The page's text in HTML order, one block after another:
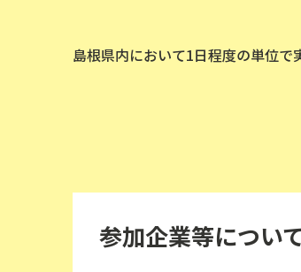
島根県内において1日程度の単位で
参加企業等につい